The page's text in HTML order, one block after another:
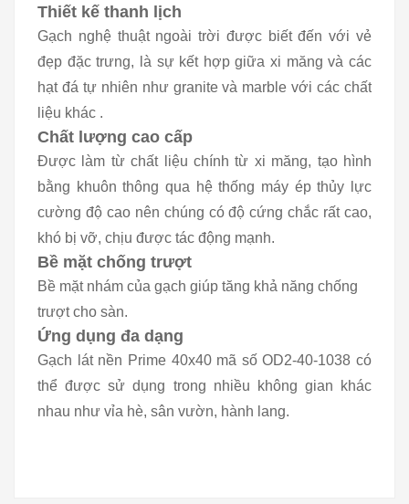
Thiết kế thanh lịch
Gạch nghệ thuật ngoài trời được biết đến với vẻ
đẹp đặc trưng, là sự kết hợp giữa xi măng và các
hạt đá tự nhiên như granite và marble với các chất
liệu khác .
Chất lượng cao cấp
Được làm từ chất liệu chính từ xi măng, tạo hình
bằng khuôn thông qua hệ thống máy ép thủy lực
cường độ cao nên chúng có độ cứng chắc rất cao,
khó bị vỡ, chịu được tác động mạnh.
Bề mặt chống trượt
Bề mặt nhám của gạch giúp tăng khả năng chống
trượt cho sàn.
Ứng dụng đa dạng
Gạch lát nền Prime 40x40 mã số OD2-40-1038 có
thể được sử dụng trong nhiều không gian khác
nhau như vỉa hè, sân vườn, hành lang.